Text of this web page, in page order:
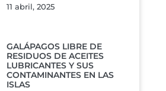
11 abril, 2025
GALÁPAGOS LIBRE DE
RESIDUOS DE ACEITES
LUBRICANTES Y SUS
CONTAMINANTES EN LAS
ISLAS